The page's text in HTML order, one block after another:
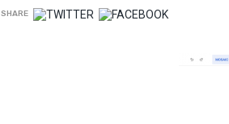
SHARE